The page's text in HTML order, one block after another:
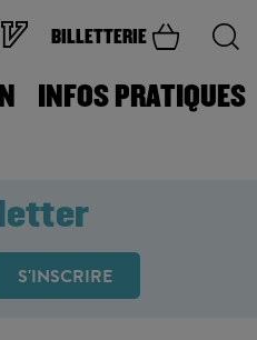
BILLETTERIE
INFOS PRATIQUES